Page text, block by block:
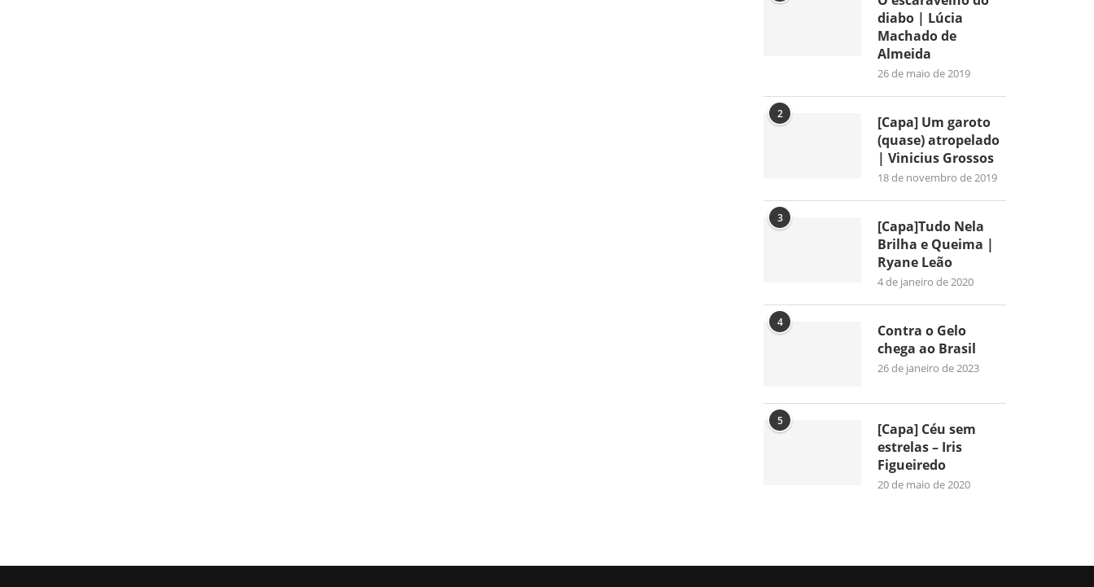
diabo | Lúcia
Machado de
Almeida
26 de maio de 2019
2
[Capa] Um garoto
(quase) atropelado
| Vinicius Grossos
18 de novembro de 2019
3
[Capa]Tudo Nela
Brilha e Queima |
Ryane Leão
4 de janeiro de 2020
4
Contra o Gelo
chega ao Brasil
26 de janeiro de 2023
5
[Capa] Céu sem
estrelas – Iris
Figueiredo
20 de maio de 2020